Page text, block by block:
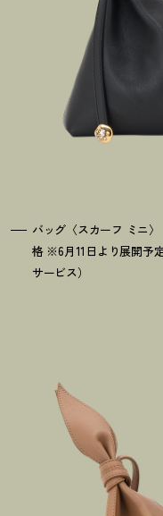
バッグ〈スカーフ ミニ
格 ※6月11日より展開予
サービス）